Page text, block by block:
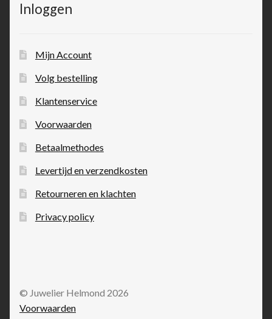
Inloggen
Mijn Account
Volg bestelling
Klantenservice
Voorwaarden
Betaalmethodes
Levertijd en verzendkosten
Retourneren en klachten
Privacy policy
© Juwelier Helmond 2026
Voorwaarden